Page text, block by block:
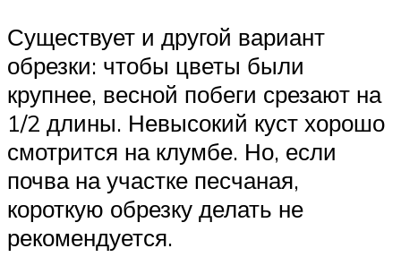
Существует и другой вариант
обрезки: чтобы цветы были
крупнее, весной побеги срезают на
1/2 длины. Невысокий куст хорошо
смотрится на клумбе. Но, если
почва на участке песчаная,
короткую обрезку делать не
рекомендуется.